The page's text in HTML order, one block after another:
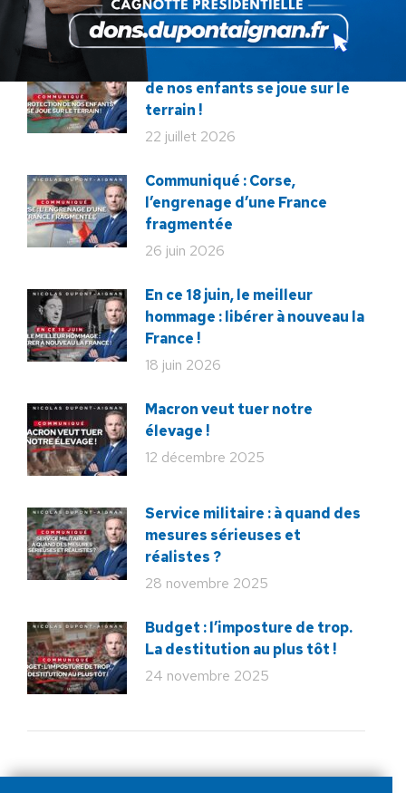
ARTICLES LIÉS
Communiqué : La protection
de nos enfants se joue sur le
terrain !
22 juillet 2026
Communiqué : Corse,
l’engrenage d’une France
fragmentée
26 juin 2026
En ce 18 juin, le meilleur
hommage : libérer à nouveau la
France !
18 juin 2026
Macron veut tuer notre
élevage !
12 décembre 2025
Service militaire : à quand des
mesures sérieuses et
réalistes ?
28 novembre 2025
Budget : l’imposture de trop.
La destitution au plus tôt !
24 novembre 2025